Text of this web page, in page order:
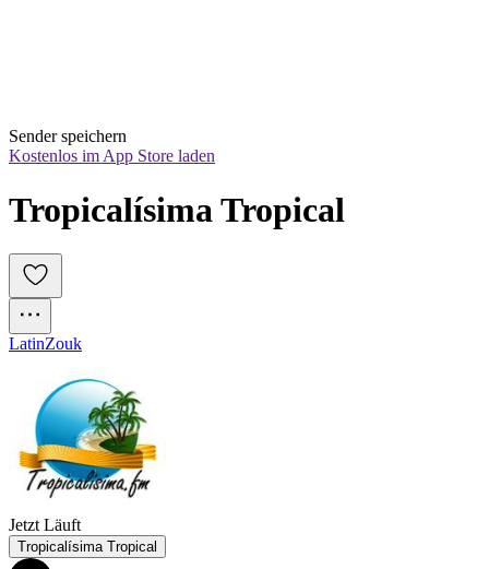
Sender speichern
Kostenlos im App Store laden
Tropicalísima Tropical
LatinZouk
Jetzt Läuft
Tropicalísima Tropical